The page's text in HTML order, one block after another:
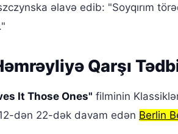
əlavə edib: "Soyqırım
Qarşı
It Those Ones" filminin
dən 22-dək davam edən Berlin